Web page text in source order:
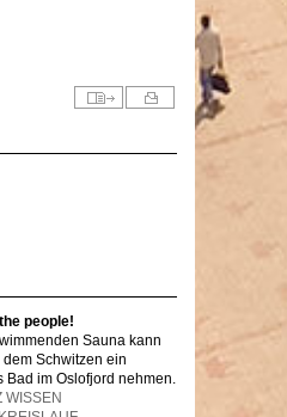
people!
Sauna kann
Schwitzen ein
Bad im Oslofjord nehmen.
WISSEN